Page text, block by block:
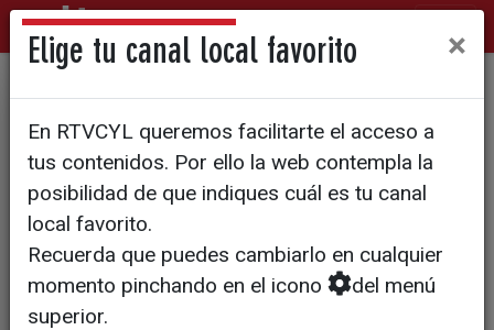
La Diputación de Soria sigue
apoyando al Club Atletismo
Celtíberas
Elige tu canal local favorito ×
En RTVCYL queremos facilitarte el acceso a
tus contenidos. Por ello la web contempla la
posibilidad de que indiques cuál es tu canal
local favorito.
Recuerda que puedes cambiarlo en cualquier
momento pinchando en el icono
del menú
superior.